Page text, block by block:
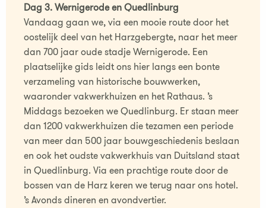
Dag 3. Wernigerode en Quedlinburg
Vandaag gaan we, via een mooie route door het
oostelijk deel van het Harzgebergte, naar het meer
dan 700 jaar oude stadje Wernigerode. Een
plaatselijke gids leidt ons hier langs een bonte
verzameling van historische bouwwerken,
waaronder vakwerkhuizen en het Rathaus. ’s
Middags bezoeken we Quedlinburg. Er staan meer
dan 1200 vakwerkhuizen die tezamen een periode
van meer dan 500 jaar bouwgeschiedenis beslaan
en ook het oudste vakwerkhuis van Duitsland staat
in Quedlinburg. Via een prachtige route door de
bossen van de Harz keren we terug naar ons hotel.
’s Avonds dineren en avondvertier.